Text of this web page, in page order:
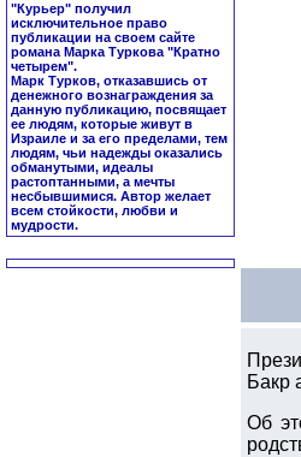
"Курьер" получил
исключительное право
публикации на своем сайте
романа Марка Туркова "Кратно
четырем".
Марк Турков, отказавшись от
денежного вознаграждения за
данную публикацию, посвящает
ее людям, которые живут в
Израиле и за его пределами, тем
людям, чьи надежды оказались
обманутыми, идеалы
растоптанными, а мечты
несбывшимися. Автор желает
всем стойкости, любви и
мудрости.
Бакр
Об